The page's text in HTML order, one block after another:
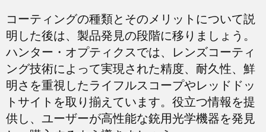
コーティングの種類とそのメリットについて説
明した後は、製品発見の段階に移りましょう。
ハンター・オプティクスでは、レンズコーティ
ング技術によって実現された精度、耐久性、鮮
明さを重視したライフルスコープやレッドドッ
トサイトを取り揃えています。役立つ情報を提
供し、ユーザーが高性能な銃用光学機器を発見